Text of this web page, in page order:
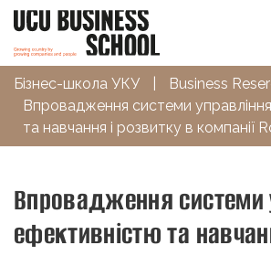
Бізнес-школа УКУ Business
Впровадження системи
та навчання і розвитку в компанії
Впровадження системи
ефективністю та